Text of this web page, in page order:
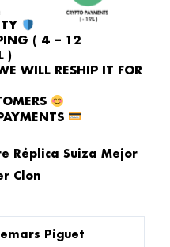
( 4 – 12
)
WILL RESHIP IT FOR
Réplica Suiza Mejor
Clon
Piguet